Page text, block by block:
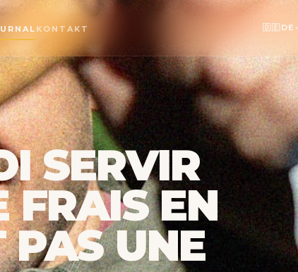
KONTAKT 🇩🇪 DE
🇫🇷
🇬🇧
🇸🇪
🇳🇱
🇳🇴
SERVIR
FRAIS EN
PAS UNE